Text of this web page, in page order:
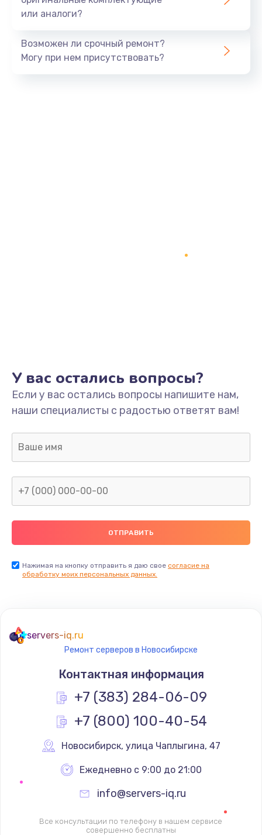
или аналоги?
Возможен ли срочный ремонт?
Могу при нем присутствовать?
У вас остались вопросы?
Если у вас остались вопросы напишите нам,
наши специалисты с радостью ответят вам!
Нажимая на кнопку отправить я даю свое согласие на
обработку моих персональных данных.
servers-iq.ru
Ремонт серверов в Новосибирске
Контактная информация
+7 (383) 284-06-09
+7 (800) 100-40-54
Новосибирск, улица Чаплыгина, 47
Ежедневно с 9:00 до 21:00
info@servers-iq.ru
Все консультации по телефону в нашем сервисе
совершенно бесплатны